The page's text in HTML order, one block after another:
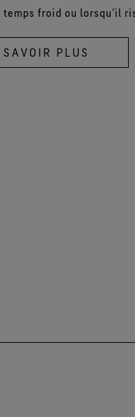
temps froid ou lorsqu'il
SAVOIR PLUS